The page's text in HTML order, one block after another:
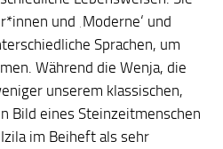
und ‚Moderne‘ und
Sprachen, um
Während die Wenja, die
unserem klassischen,
Bild eines Steinzeitmenschen
im Beiheft als sehr